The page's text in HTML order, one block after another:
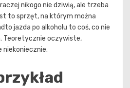
nikogo nie dziwią, ale trzeba
to sprzęt, na którym można
jazda po alkoholu to coś, co nie
Teoretycznie oczywiste,